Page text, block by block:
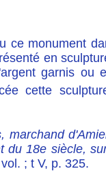
ce monument
en
garnis ou
cette
marchand
du 18e siècle,
; t V, p. 325.